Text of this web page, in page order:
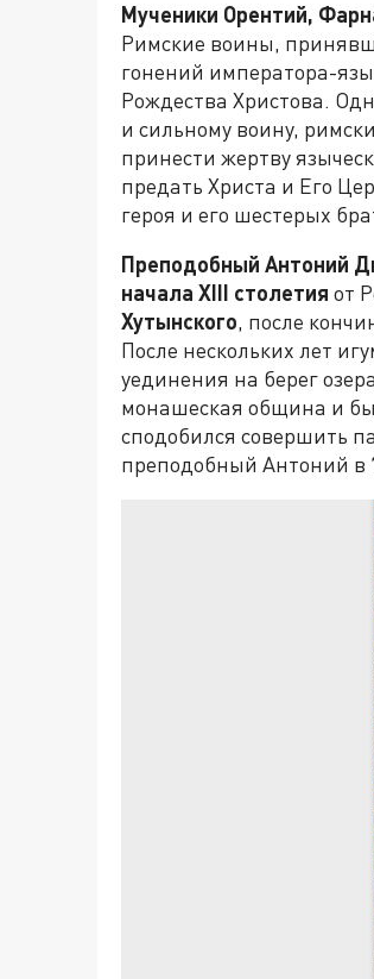
Мученики Орентий,
Римские воины,
гонений императора-
Рождества Христова.
и сильному воину,
принести жертву
предать Христа и Его
героя и его шестерых
Преподобный Антоний
начала XIII столетия от
Хутынского, после
После нескольких лет
уединения на берег
монашеская община и
сподобился совершить
преподобный Антоний в